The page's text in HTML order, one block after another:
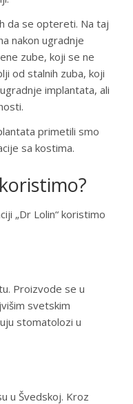
da se optereti. Na taj
nakon ugradnje
zube, koji se ne
od stalnih zuba, koji
implantata, ali
primetili smo
sa kostima.
„Dr Lolin“ koristimo
Proizvode se u
svetskim
stomatolozi u
u Švedskoj. Kroz